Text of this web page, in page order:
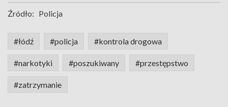
Źródło: Policja
#łódź #policja #kontrola drogowa
#narkotyki #poszukiwany #przestępstwo
#zatrzymanie